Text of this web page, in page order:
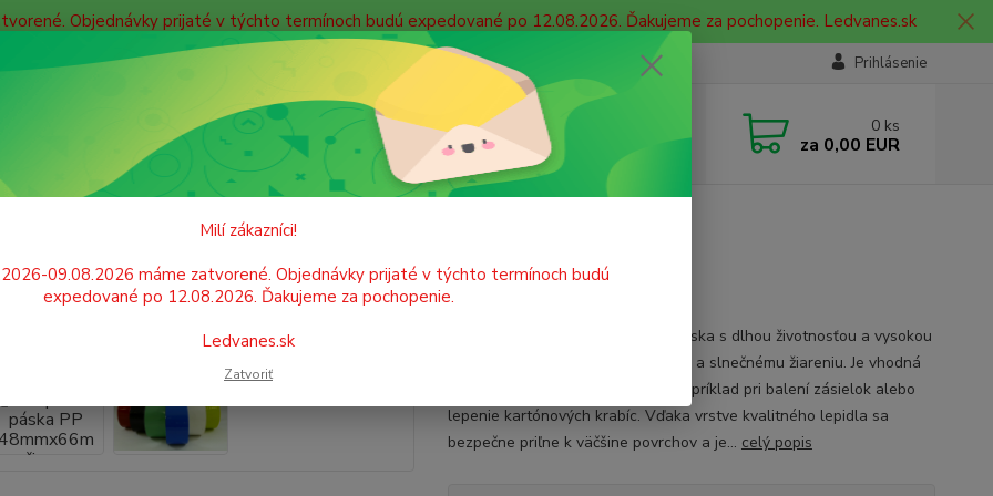
Objednávky prijaté v týchto termínoch budú expedované po 12.08.2026. Ďakujeme za pochopenie. Ledvanes.sk
údajov Doprava Prihlásenie
Hľadať
Neviete si rady? Zavolajte.
+421 908 755 958
Po. - Pia. od 9:00 hod. - 16:00 hod.
0 ks
za 0,00 EUR
LEPIDLÁ, LEPIACE PÁSKY, KOREKCIA Lepiace pásky
páska PP 48mmx66m čierna
Veľmi kvalitná polypropylénová páska s dlhou životnosťou a vysokou
odolnosťou voči tepelným zmenám a slnečnému žiareniu. Je vhodná
pre bežné každodenné použitie, napríklad pri balení zásielok alebo
lepenie kartónových krabíc. Vďaka vrstve kvalitného lepidla sa
bezpečne priľne k väčšine povrchov a je... celý popis
Milí zákazníci!
09.08.2026 máme zatvorené. Objednávky prijaté v týchto termínoch budú
expedované po 12.08.2026. Ďakujeme za pochopenie.
Ledvanes.sk
Zatvoriť